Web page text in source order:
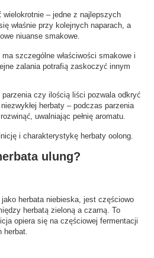
wielokrotnie – jedne z najlepszych
właśnie przy kolejnych naparach, a
niuanse smakowe.
szczególne właściwości smakowe i
zalania potrafią zaskoczyć innym
czy ilością liści pozwala odkryć
herbaty – podczas parzenia
uwalniając pełnię aromatu.
i charakterystykę herbaty oolong.
ulung?
herbata niebieska, jest częściowo
herbatą zieloną a czarną. To
opiera się na częściowej fermentacji
herbat.